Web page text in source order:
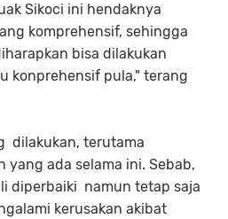
Sikoci ini hendaknya
komprehensif, sehingga
bisa dilakukan
konprehensif pula," terang
dilakukan, terutama
yang ada selama ini. Sebab,
diperbaiki namun tetap saja
kerusakan akibat